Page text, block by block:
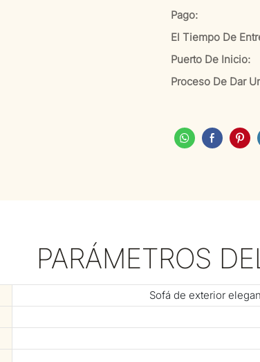
Pago:
El Tiempo De
Puerto De Inicio:
Proceso De Dar
PARÁMETROS
Sofá de exterior